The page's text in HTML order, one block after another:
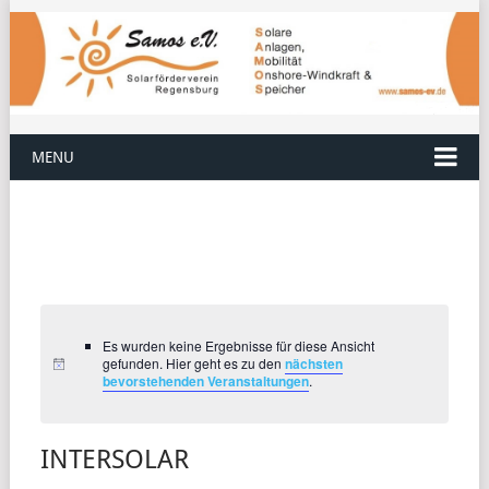
MENU
Es wurden keine Ergebnisse für diese Ansicht
gefunden. Hier geht es zu den nächsten
bevorstehenden Veranstaltungen.
INTERSOLAR